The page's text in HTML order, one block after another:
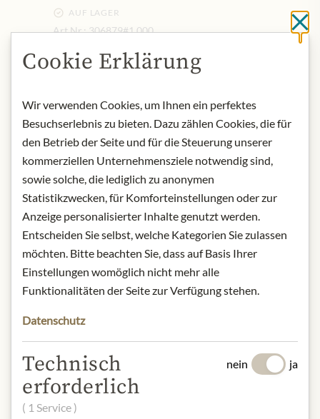
AUF LAGER
Art.Nr.:306879#1.000
Produktname: Mango-Essig - 200ml
Lagerung: Kühl, trocken und
lichtgeschützt lagern.
Kontakt: A L’OLIVIER S.A. / 610,
4ᵉ avenue/ BP 538, 06516
Carros Cedex 1/ Provence-Alpes-
Côte d’Azur/ Frankreich/
contact@alolivier.com
* Wir bitten um Verständnis, dass das
Produktdesign von der Abbildung
abweichen kann.
Branntweinessig 43%,
Mangofruchtfleisch 36%, Zucker,
Verdickungsmittel: Pektine
Cookie Erklärung
Wir verwenden Cookies, um Ihnen ein perfektes
Besuchserlebnis zu bieten. Dazu zählen Cookies, die für
den Betrieb der Seite und für die Steuerung unserer
kommerziellen Unternehmensziele notwendig sind,
sowie solche, die lediglich zu anonymen
Statistikzwecken, für Komforteinstellungen oder zur
Anzeige personalisierter Inhalte genutzt werden.
Entscheiden Sie selbst, welche Kategorien Sie zulassen
möchten. Bitte beachten Sie, dass auf Basis Ihrer
Einstellungen womöglich nicht mehr alle
Funktionalitäten der Seite zur Verfügung stehen.
Datenschutz
Technisch
erforderlich
( 1 Service )
nein ja